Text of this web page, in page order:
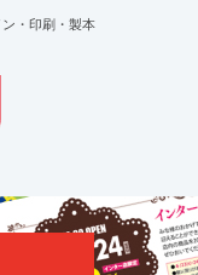
・印刷・製本